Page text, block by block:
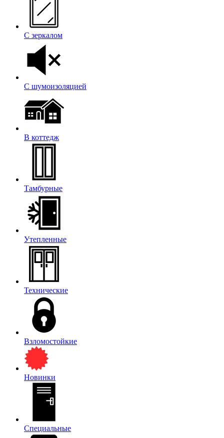
С зеркалом
С шумоизоляцией
В коттедж
Тамбурные
Утепленные
Технические
Взломостойкие
Новинки
Специальные